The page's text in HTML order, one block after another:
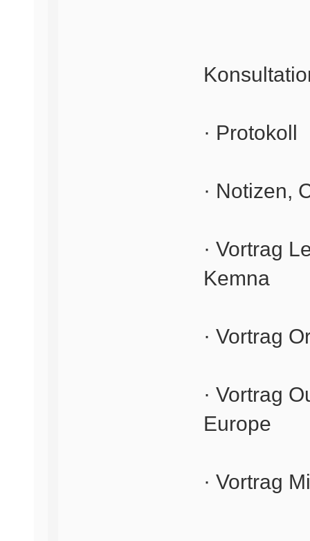
· Protokoll
· Notizen,
· Vortrag
Kemna
· Vortrag
· Vortrag
Europe
· Vortrag